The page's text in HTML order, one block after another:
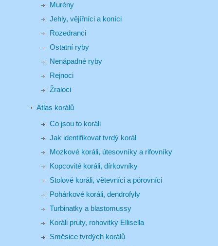
Murény
Jehly, vějířníci a koníci
Rozedranci
Ostatní ryby
Nenápadné ryby
Rejnoci
Žraloci
Atlas korálů
Co jsou to koráli
Jak identifikovat tvrdý korál
Mozkové koráli, útesovníky a rifovníky
Kopcovité koráli, dírkovníky
Stolové koráli, větevníci a pórovníci
Pohárkové koráli, dendrofyly
Turbinatky a blastomussy
Koráli pruty, rohovitky Ellisella
Směsice tvrdých korálů